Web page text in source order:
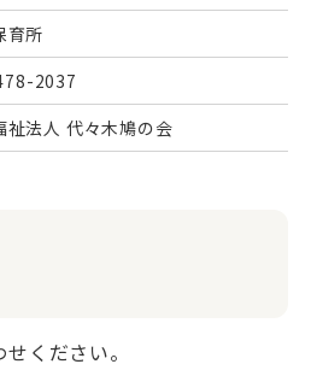
育所
2037
祉法人 代々木鳩の会
ください。